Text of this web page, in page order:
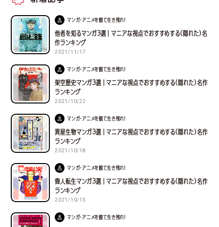
マンガ・アニメを観て生き残れ！
他者を知るマンガ３選｜マニアな視点でおすすめする(隠れた)名
作ランキング
2021/11/17
マンガ・アニメを観て生き残れ！
架空歴史マンガ３選｜マニアな視点でおすすめする(隠れた)名作
ランキング
2021/10/22
マンガ・アニメを観て生き残れ！
異星生物マンガ３選｜マニアな視点でおすすめする(隠れた)名作
ランキング
2021/10/18
マンガ・アニメを観て生き残れ！
偉人転生マンガ３選｜マニアな視点でおすすめする(隠れた)名作
ランキング
2021/10/15
マンガ・アニメを観て生き残れ！